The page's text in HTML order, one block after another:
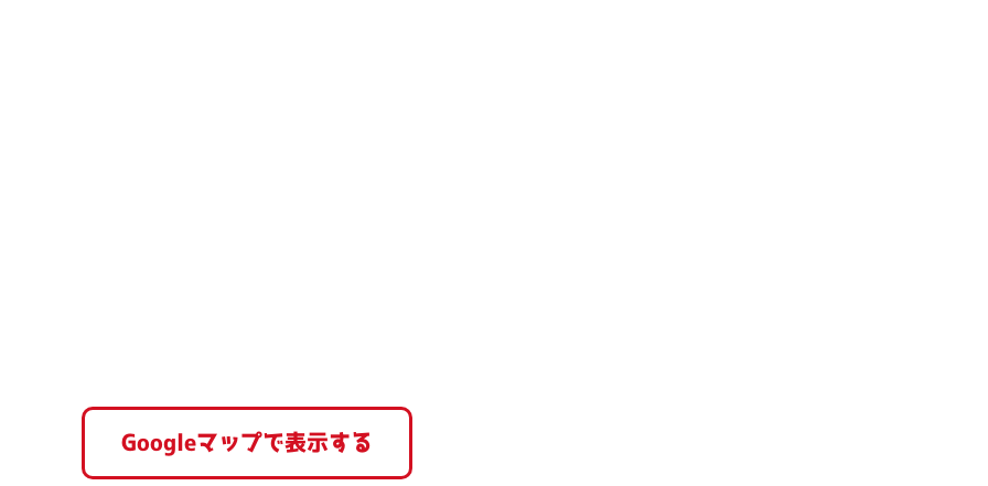
Googleマップで表示する